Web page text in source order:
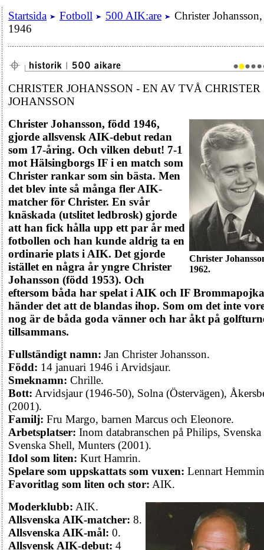
Startsida Fotboll 500 AIK:are
Christer
1946
CHRISTER JOHANSSON - EN AV TVÅ CHRISTER
JOHANSSON
Christer
1962.
Christer Johansson, född 1946,
gjorde allsvensk AIK-debut redan
som 17-åring. Och vilken debut! 7-1
mot Hälsingborgs IF i en match som
Christer rankar som sin bästa. Men
det blev inte så många fler AIK-
matcher för Christer. En svår
knäskada (utslitet ledbrosk) gjorde
att han fick hålla upp ett par år med
fotbollen och han kunde aldrig ta en
ordinarie plats i AIK. Det gjorde
istället en några år yngre Christer
Johansson (född 1953). Och
eftersom båda har spelat i AIK och IF
händer det att de blandas ihop. Som om det inte
nog är de båda goda vänner och har åkt på
tillsammans.
Fullständigt namn: Jan Christer Johansson.
Född: 14 januari 1946 i Arvidsjaur.
Smeknamn: Chrille.
Bott: Arvidsjaur (1946-50), Solna (Östervägen),
(2001).
Familj: Fru Margo, barnen Marcus och Eleonore.
Arbetsplatser: Inom databranschen på Philips, Svenska
Svenska Shell, Munters (2001).
Idol som liten: Kurt Hamrin.
Spelare som uppskattats som vuxen: Lennart
Favoritlag som liten och stor: AIK.
Moderklubb: AIK.
Allsvenska AIK-matcher: 8.
Allsvenska AIK-mål: 0.
Allsvensk AIK-debut: 4